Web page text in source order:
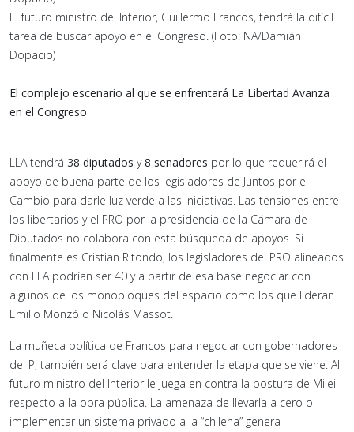
El futuro ministro del Interior, Guillermo Francos, tendrá la difícil
tarea de buscar apoyo en el Congreso. (Foto: NA/Damián
Dopacio)
El complejo escenario al que se enfrentará La Libertad Avanza
en el Congreso
LLA tendrá 38 diputados y8 senadores por lo que requerirá el
apoyo de buena parte de los legisladores de Juntos por el
Cambio para darle luz verde a las iniciativas. Las tensiones entre
los libertarios y el PRO por la presidencia de la Cámara de
Diputados no colabora con esta búsqueda de apoyos. Si
finalmente es Cristian Ritondo, los legisladores del PRO alineados
con LLA podrían ser 40 y a partir de esa base negociar con
algunos de los monobloques del espacio como los que lideran
Emilio Monzó o Nicolás Massot.
La muñeca política de Francos para negociar con gobernadores
del PJ también será clave para entender la etapa que se viene. Al
futuro ministro del Interior le juega en contra la postura de Milei
respecto a la obra pública. La amenaza de llevarla a cero o
implementar un sistema privado a la “chilena” genera